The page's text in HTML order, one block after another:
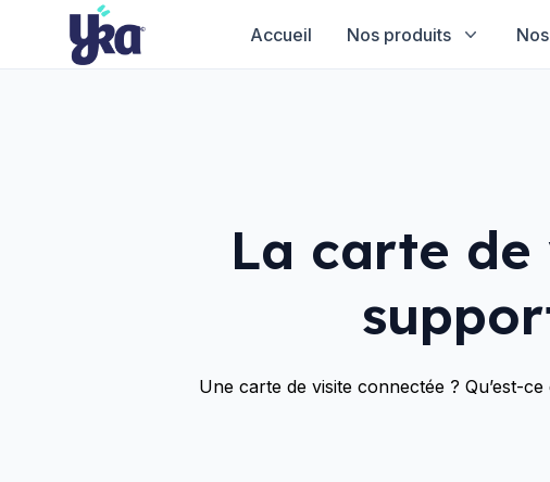
Accueil Nos produits
La carte de
Une carte de visite connectée ? Qu’est-